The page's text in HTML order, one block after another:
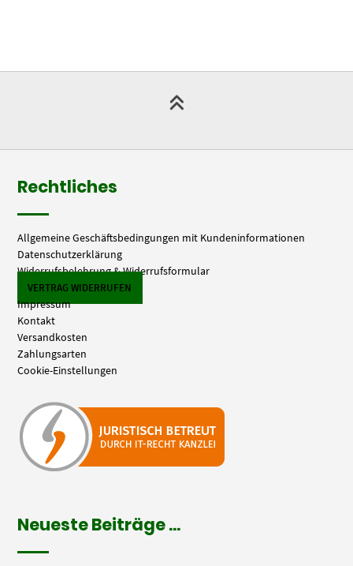
Rechtliches
Allgemeine Geschäftsbedingungen mit Kundeninformationen
Datenschutzerklärung
Widerrufsbelehrung & Widerrufsformular
VERTRAG WIDERRUFEN
Impressum
Kontakt
Versandkosten
Zahlungsarten
Cookie-Einstellungen
Neueste Beiträge …